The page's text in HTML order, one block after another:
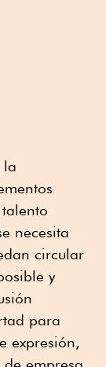
la
necesita
circular
y
para
expresión,